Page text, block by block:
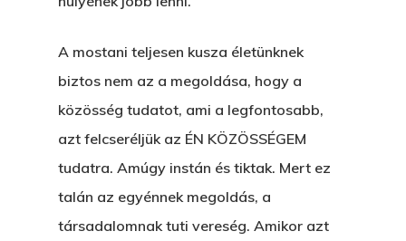
A mostani teljesen kusza életünknek
biztos nem az a megoldása, hogy a
közösség tudatot, ami a legfontosabb,
azt felcseréljük az ÉN KÖZÖSSÉGEM
tudatra. Amúgy instán és tiktak. Mert ez
talán az egyénnek megoldás, a
társadalomnak tuti vereség. Amikor azt